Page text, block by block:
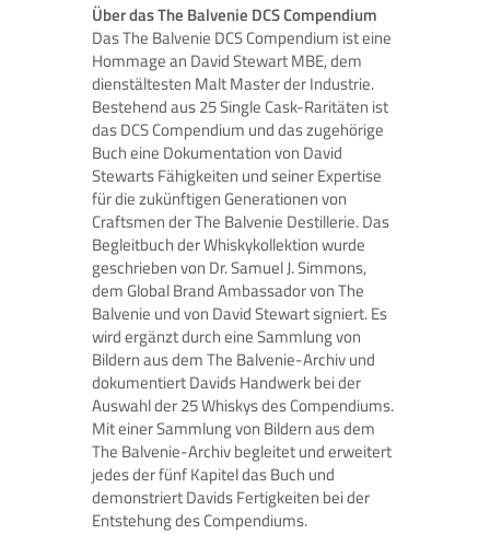
Über das The Balvenie DCS Compendium
Das The Balvenie DCS Compendium ist eine
Hommage an David Stewart MBE, dem
dienstältesten Malt Master der Industrie.
Bestehend aus 25 Single Cask-Raritäten ist
das DCS Compendium und das zugehörige
Buch eine Dokumentation von David
Stewarts Fähigkeiten und seiner Expertise
für die zukünftigen Generationen von
Craftsmen der The Balvenie Destillerie. Das
Begleitbuch der Whiskykollektion wurde
geschrieben von Dr. Samuel J. Simmons,
dem Global Brand Ambassador von The
Balvenie und von David Stewart signiert. Es
wird ergänzt durch eine Sammlung von
Bildern aus dem The Balvenie-Archiv und
dokumentiert Davids Handwerk bei der
Auswahl der 25 Whiskys des Compendiums.
Mit einer Sammlung von Bildern aus dem
The Balvenie-Archiv begleitet und erweitert
jedes der fünf Kapitel das Buch und
demonstriert Davids Fertigkeiten bei der
Entstehung des Compendiums.